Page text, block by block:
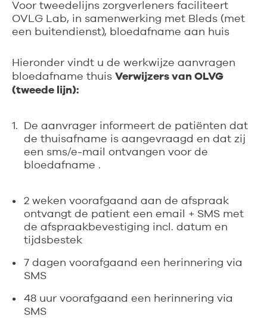
Voor tweedelijns zorgverleners faciliteert
OVLG Lab, in samenwerking met Bleds (met
een buitendienst), bloedafname aan huis
Hieronder vindt u de werkwijze aanvragen
bloedafname thuis Verwijzers van OLVG
(tweede lijn):
De aanvrager informeert de patiënten dat
de thuisafname is aangevraagd en dat zij
een sms/e-mail ontvangen voor de
bloedafname .
2 weken voorafgaand aan de afspraak
ontvangt de patient een email + SMS met
de afspraakbevestiging incl. datum en
tijdsbestek
7 dagen voorafgaand een herinnering via
SMS
48 uur voorafgaand een herinnering via
SMS